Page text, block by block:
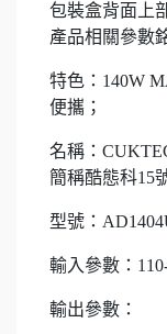
包裝盒背面上
產品相關參數
特色：140W
便攜；
名稱：
簡稱酷態科15
型號：
輸入參數：
輸出參數：